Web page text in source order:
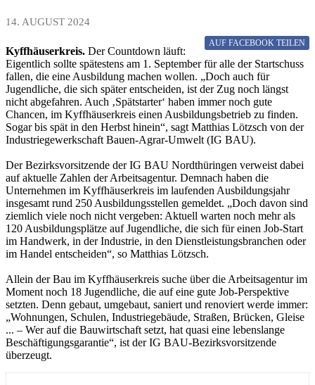
14. AUGUST 2024
AUF FACEBOOK TEILEN
Kyffhäuserkreis. Der Countdown läuft:
Eigentlich sollte spätestens am 1. September für alle der Startschuss
fallen, die eine Ausbildung machen wollen. „Doch auch für
Jugendliche, die sich später entscheiden, ist der Zug noch längst
nicht abgefahren. Auch ‚Spätstarter‘ haben immer noch gute
Chancen, im Kyffhäuserkreis einen Ausbildungsbetrieb zu finden.
Sogar bis spät in den Herbst hinein“, sagt Matthias Lötzsch von der
Industriegewerkschaft Bauen-Agrar-Umwelt (IG BAU).
Der Bezirksvorsitzende der IG BAU Nordthüringen verweist dabei
auf aktuelle Zahlen der Arbeitsagentur. Demnach haben die
Unternehmen im Kyffhäuserkreis im laufenden Ausbildungsjahr
insgesamt rund 250 Ausbildungsstellen gemeldet. „Doch davon sind
ziemlich viele noch nicht vergeben: Aktuell warten noch mehr als
120 Ausbildungsplätze auf Jugendliche, die sich für einen Job-Start
im Handwerk, in der Industrie, in den Dienstleistungsbranchen oder
im Handel entscheiden“, so Matthias Lötzsch.
Allein der Bau im Kyffhäuserkreis suche über die Arbeitsagentur im
Moment noch 18 Jugendliche, die auf eine gute Job-Perspektive
setzten. Denn gebaut, umgebaut, saniert und renoviert werde immer:
„Wohnungen, Schulen, Industriegebäude, Straßen, Brücken, Gleise
... – Wer auf die Bauwirtschaft setzt, hat quasi eine lebenslange
Beschäftigungsgarantie“, ist der IG BAU-Bezirksvorsitzende
überzeugt.